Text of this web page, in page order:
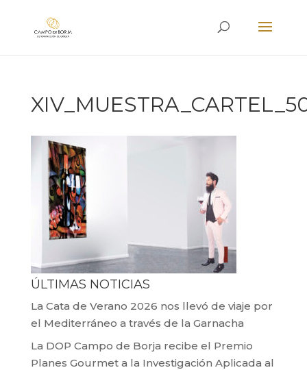
ÚLTIMAS NOTICIAS
La Cata de Verano 2026 nos llevó de viaje por
el Mediterráneo a través de la Garnacha
La DOP Campo de Borja recibe el Premio
Planes Gourmet a la Investigación Aplicada al